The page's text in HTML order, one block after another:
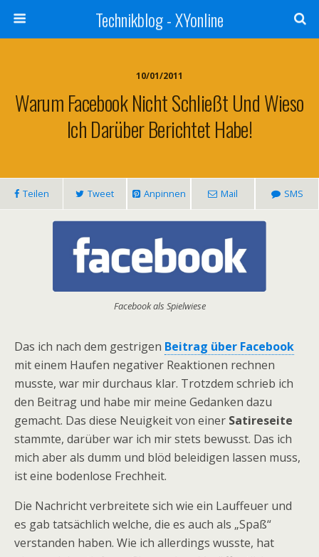
Technikblog - XYonline
10/01/2011
Warum Facebook Nicht Schließt Und Wieso
Ich Darüber Berichtet Habe!
Teilen Tweet Anpinnen Mail SMS
Facebook als Spielwiese
Das ich nach dem gestrigen Beitrag über Facebook
mit einem Haufen negativer Reaktionen rechnen
musste, war mir durchaus klar. Trotzdem schrieb ich
den Beitrag und habe mir meine Gedanken dazu
gemacht. Das diese Neuigkeit von einer Satireseite
stammte, darüber war ich mir stets bewusst. Das ich
mich aber als dumm und blöd beleidigen lassen muss,
ist eine bodenlose Frechheit.
Die Nachricht verbreitete sich wie ein Lauffeuer und
es gab tatsächlich welche, die es auch als „Spaß“
verstanden haben. Wie ich allerdings wusste, hat